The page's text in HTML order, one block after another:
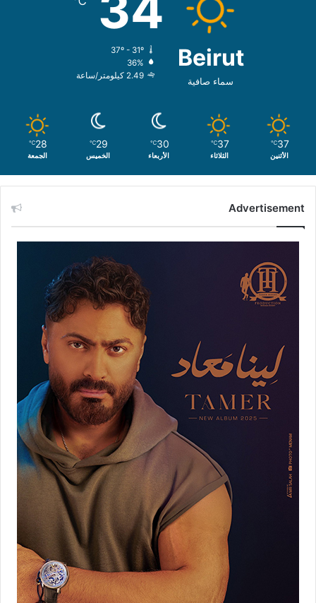
Beirut
سماء صافية
37º - 31º
36%
2.49 كيلومتر/ساعة
37
℃
الأثنين
37
℃
الثلاثاء
30
℃
الأربعاء
29
℃
الخميس
28
℃
الجمعة
Advertisement